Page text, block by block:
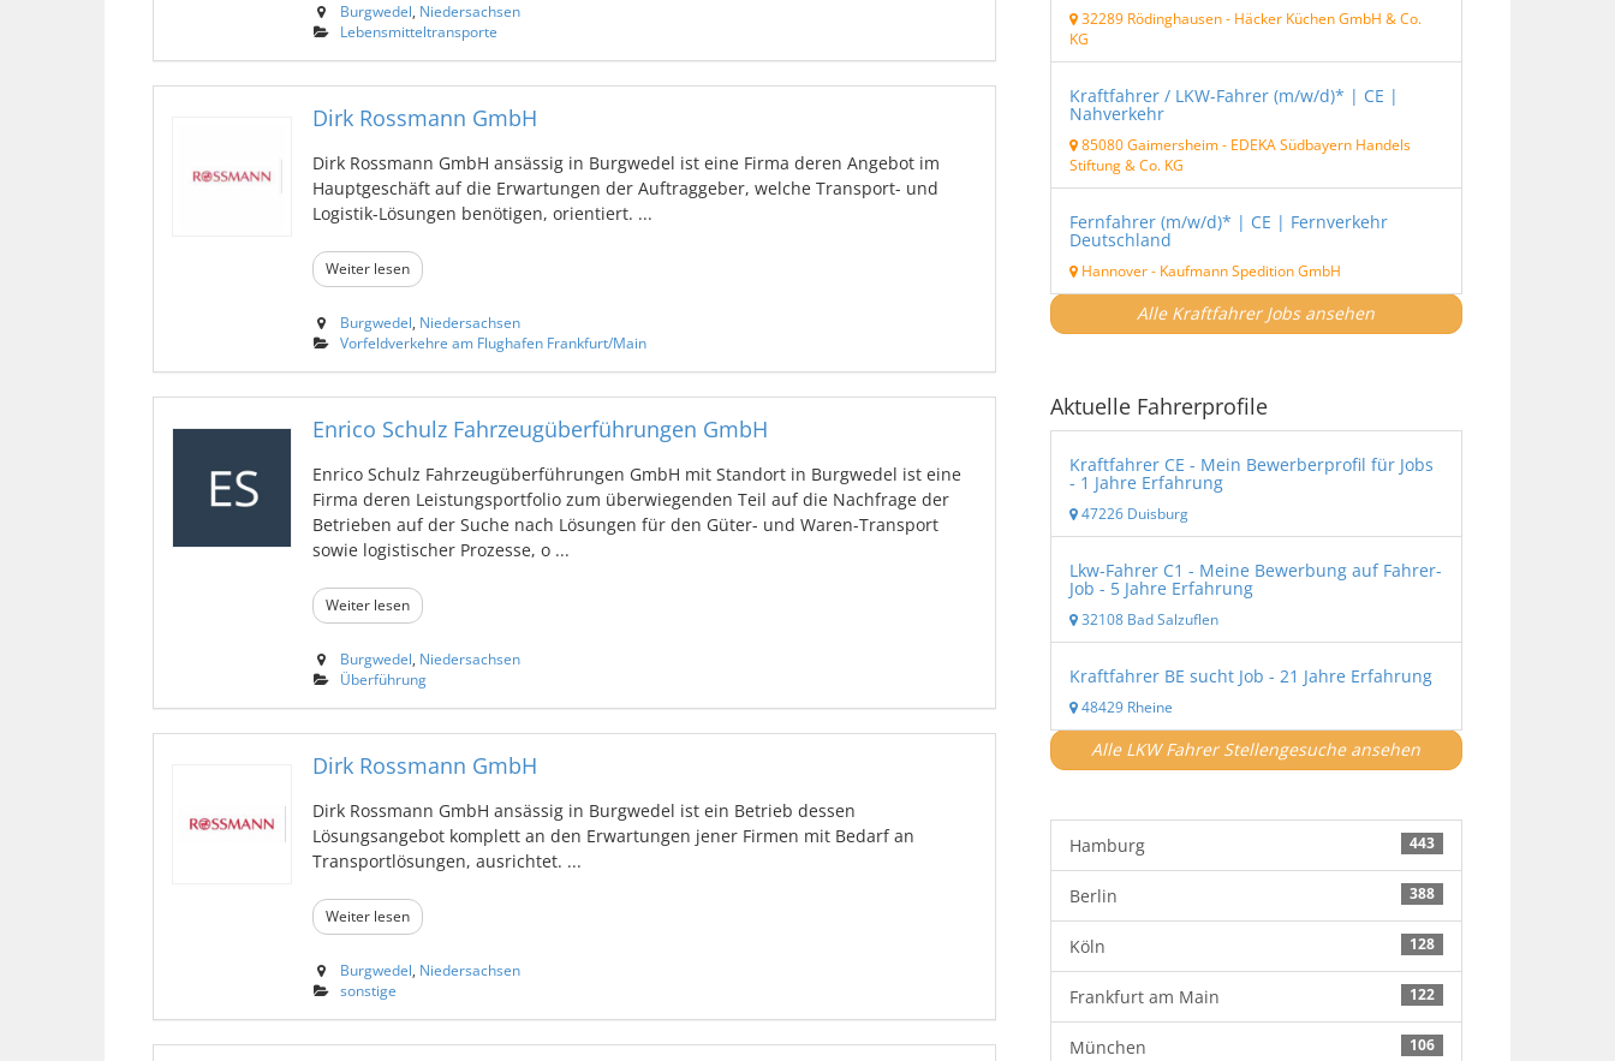
Burgwedel Niedersachsen
Lebensmitteltransporte
Dirk Rossmann GmbH
Dirk Rossmann GmbH ansässig in Burgwedel ist eine Firma deren Angebot im
Hauptgeschäft auf die Erwartungen der Auftraggeber, welche Transport- und
Logistik-Lösungen benötigen, orientiert. ...
Weiter lesen
Burgwedel Niedersachsen
Vorfeldverkehre am Flughafen Frankfurt/Main
Enrico Schulz Fahrzeugüberführungen GmbH
Enrico Schulz Fahrzeugüberführungen GmbH mit Standort in Burgwedel ist eine
Firma deren Leistungsportfolio zum überwiegenden Teil auf die Nachfrage der
Betrieben auf der Suche nach Lösungen für den Güter- und Waren-Transport
sowie logistischer Prozesse, o ...
Weiter lesen
Burgwedel Niedersachsen
Überführung
Dirk Rossmann GmbH
Dirk Rossmann GmbH ansässig in Burgwedel ist ein Betrieb dessen
Lösungsangebot komplett an den Erwartungen jener Firmen mit Bedarf an
Transportlösungen, ausrichtet. ...
Weiter lesen
Burgwedel Niedersachsen
sonstige
32289 Rödinghausen - Häcker Küchen GmbH & Co.
KG
Kraftfahrer / LKW-Fahrer (m/w/d)* | CE |
Nahverkehr
85080 Gaimersheim - EDEKA Südbayern Handels
Stiftung & Co. KG
Fernfahrer (m/w/d)* | CE | Fernverkehr
Deutschland
Hannover - Kaufmann Spedition GmbH
Alle Kraftfahrer Jobs ansehen
Aktuelle Fahrerprofile
Kraftfahrer CE - Mein Bewerberprofil für Jobs
- 1 Jahre Erfahrung
47226 Duisburg
Lkw-Fahrer C1 - Meine Bewerbung auf Fahrer-
Job - 5 Jahre Erfahrung
32108 Bad Salzuflen
Kraftfahrer BE sucht Job - 21 Jahre Erfahrung
48429 Rheine
Alle LKW Fahrer Stellengesuche ansehen
443
Hamburg
388
Berlin
128
Köln
122
Frankfurt am Main
106
München